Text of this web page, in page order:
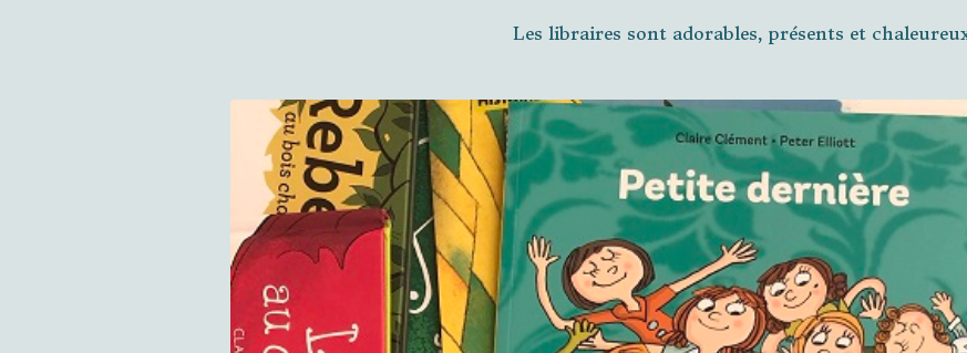
Les libraires sont adorables, présents et